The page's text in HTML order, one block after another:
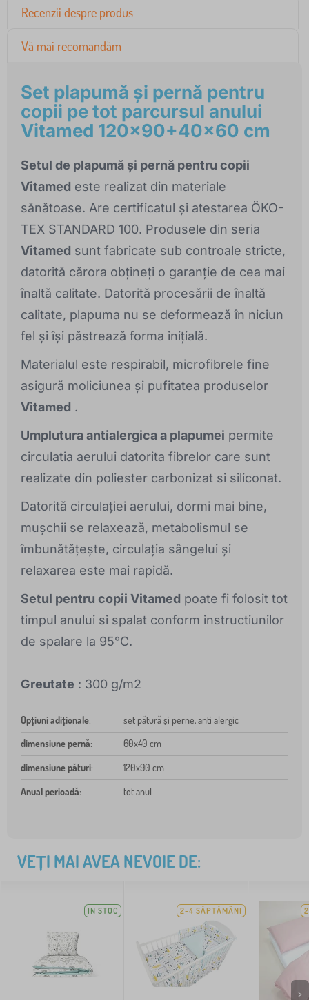
Recenzii despre produs
Vă mai recomandăm
Set plapumă și pernă pentru
copii pe tot parcursul anului
Vitamed 120x90+40x60 cm
Setul de plapumă și pernă pentru copii
Vitamed este realizat din materiale
sănătoase. Are certificatul și atestarea ÖKO-
TEX STANDARD 100. Produsele din seria
Vitamed sunt fabricate sub controale stricte,
datorită cărora obțineți o garanție de cea mai
înaltă calitate. Datorită procesării de înaltă
calitate, plapuma nu se deformează în niciun
fel și își păstrează forma inițială.
Materialul este respirabil, microfibrele fine
asigură moliciunea și pufitatea produselor
Vitamed .
Umplutura antialergica a plapumei permite
circulatia aerului datorita fibrelor care sunt
realizate din poliester carbonizat si siliconat.
Datorită circulației aerului, dormi mai bine,
mușchii se relaxează, metabolismul se
îmbunătățește, circulația sângelui și
relaxarea este mai rapidă.
Setul pentru copii Vitamed poate fi folosit tot
timpul anului si spalat conform instructiunilor
de spalare la 95°C.
Greutate : 300 g/m2
Opțiuni adiționale:
set pătură și perne, anti alergic
dimensiune pernă: 60x40 cm
dimensiune pături: 120x90 cm
Anual perioadă: tot anul
VEȚI MAI AVEA NEVOIE DE:
IN STOC 2-4 SĂPTĂMÂNI
>